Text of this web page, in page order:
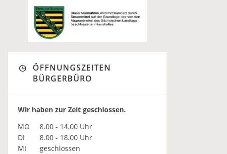
ÖFFNUNGSZEITEN
BÜRGERBÜRO
Wir haben zur Zeit geschlossen.
MO
8.00 - 14.00 Uhr
DI
8.00 - 18.00 Uhr
MI
geschlossen